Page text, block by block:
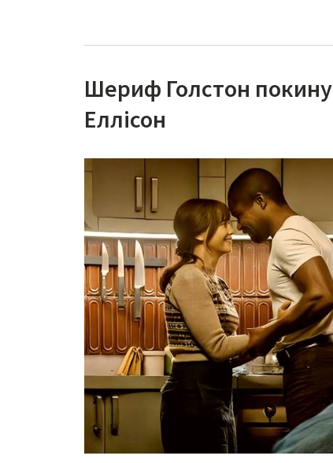
Шериф Голстон
Еллісон